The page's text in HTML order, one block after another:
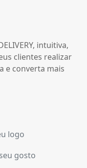
intuitiva,
clientes realizar
e converta mais
logo
gosto